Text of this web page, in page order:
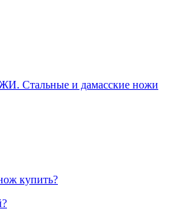
и дамасские ножи
купить?